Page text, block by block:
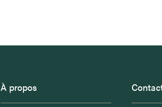
À propos